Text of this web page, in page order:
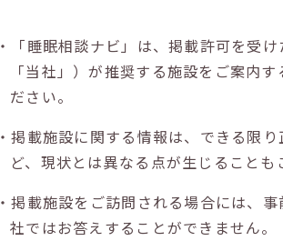
・「睡眠相談ナビ」は、掲載許可を受
「当社」）が推奨する施設をご案内
ださい。
・掲載施設に関する情報は、できる限
ど、現状とは異なる点が生じることも
・掲載施設をご訪問される場合には、
社ではお答えすることができません。